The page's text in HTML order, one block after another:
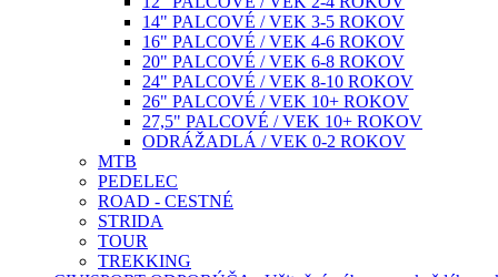
14" PALCOVÉ / VEK 3-5 ROKOV
16" PALCOVÉ / VEK 4-6 ROKOV
20" PALCOVÉ / VEK 6-8 ROKOV
24" PALCOVÉ / VEK 8-10 ROKOV
26" PALCOVÉ / VEK 10+ ROKOV
27,5" PALCOVÉ / VEK 10+ ROKOV
ODRÁŽADLÁ / VEK 0-2 ROKOV
MTB
PEDELEC
ROAD - CESTNÉ
STRIDA
TOUR
TREKKING